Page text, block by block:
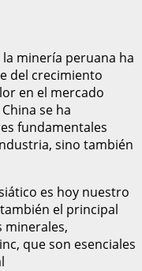
minería peruana ha
del crecimiento
en el mercado
se ha
fundamentales
sino también
es hoy nuestro
el principal
minerales,
que son esenciales